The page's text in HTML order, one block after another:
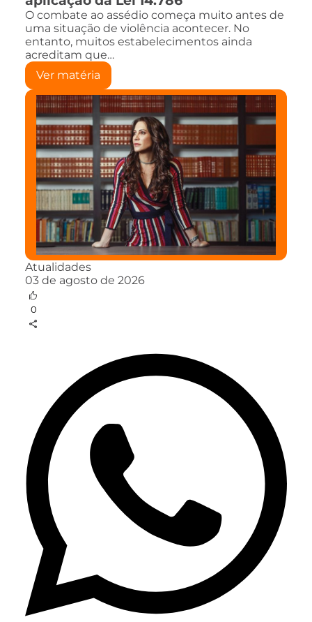
O combate ao assédio começa muito antes de
uma situação de violência acontecer. No
entanto, muitos estabelecimentos ainda
acreditam que…
Ver matéria
Atualidades
03 de agosto de 2026
0